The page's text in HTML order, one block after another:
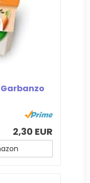
2,30 EUR